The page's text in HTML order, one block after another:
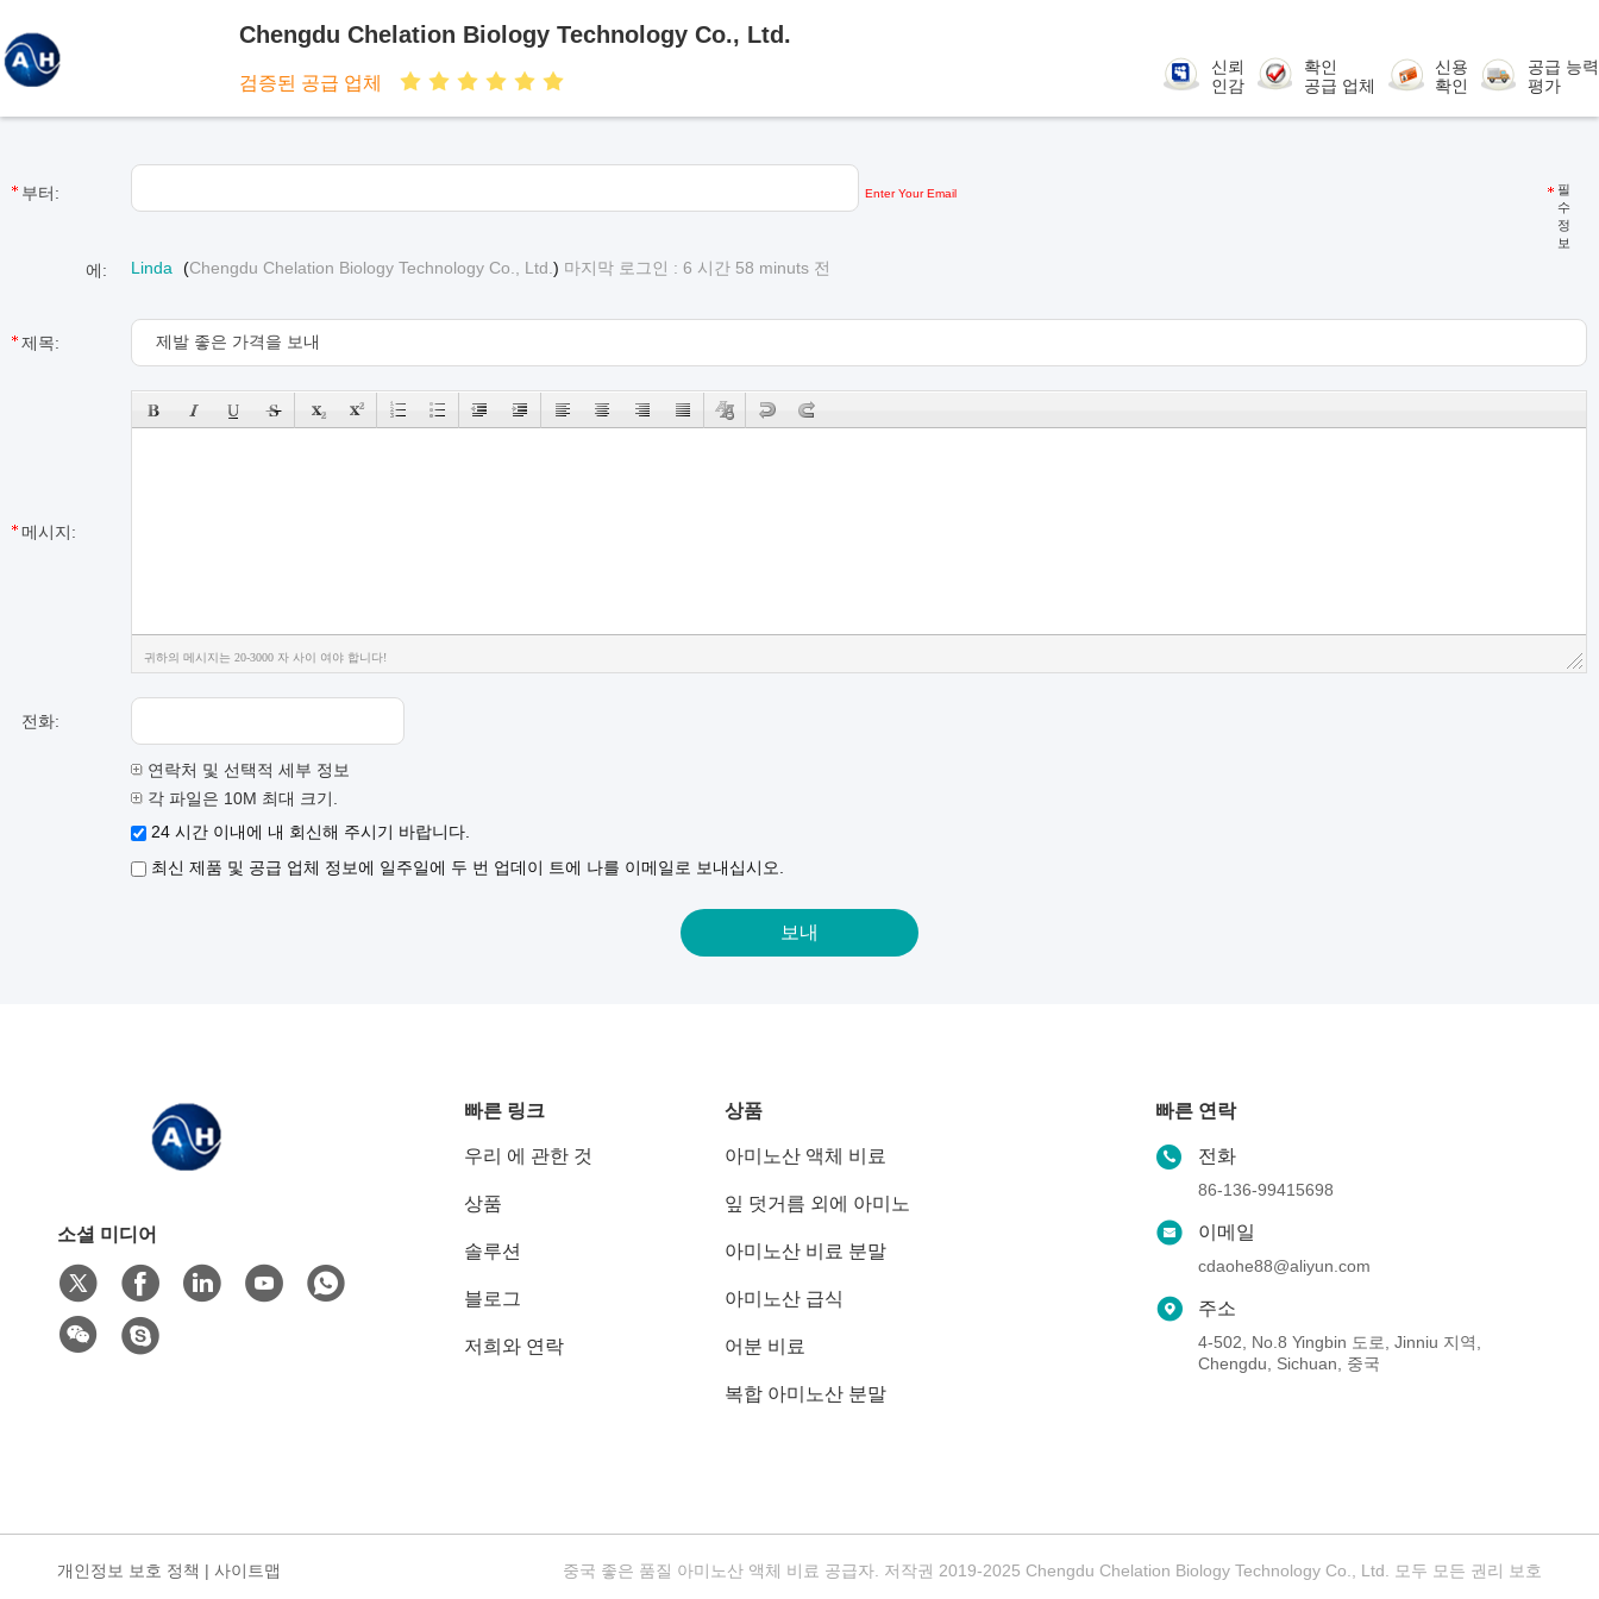
Chengdu Chelation Biology Technology Co., Ltd.
검증된 공급 업체
신뢰
인감
확인
공급 업체
신용
확인
공급 능력
평가
부터: Enter Your Email
필
수
정
보
에: Linda (Chengdu Chelation Biology Technology Co., Ltd. ) 마지막 로그인 : 6 시간 58 minuts 전
제목:
메시지:
귀하의 메시지는 20-3000 자 사이 여야 합니다!
전화:
연락처 및 선택적 세부 정보
각 파일은 10M 최대 크기.
24 시간 이내에 내 회신해 주시기 바랍니다.
최신 제품 및 공급 업체 정보에 일주일에 두 번 업데이 트에 나를 이메일로 보내십시오.
소셜 미디어
빠른 링크
우리 에 관한 것
상품
솔루션
블로그
저희와 연락
상품
아미노산 액체 비료
잎 덧거름 외에 아미노
아미노산 비료 분말
아미노산 급식
어분 비료
복합 아미노산 분말
빠른 연락
전화
86-136-99415698
이메일
cdaohe88@aliyun.com
주소
4-502, No.8 Yingbin 도로, Jinniu 지역,
Chengdu, Sichuan, 중국
개인정보 보호 정책 | 사이트맵 중국 좋은 품질 아미노산 액체 비료 공급자. 저작권 2019-2025 Chengdu Chelation Biology Technology Co., Ltd. 모두 모든 권리 보호